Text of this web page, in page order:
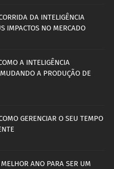
DA INTELIGÊNCIA
IMPACTOS NO MERCADO
A INTELIGÊNCIA
A PRODUÇÃO DE
GERENCIAR O SEU TEMPO
ANO PARA SER UM